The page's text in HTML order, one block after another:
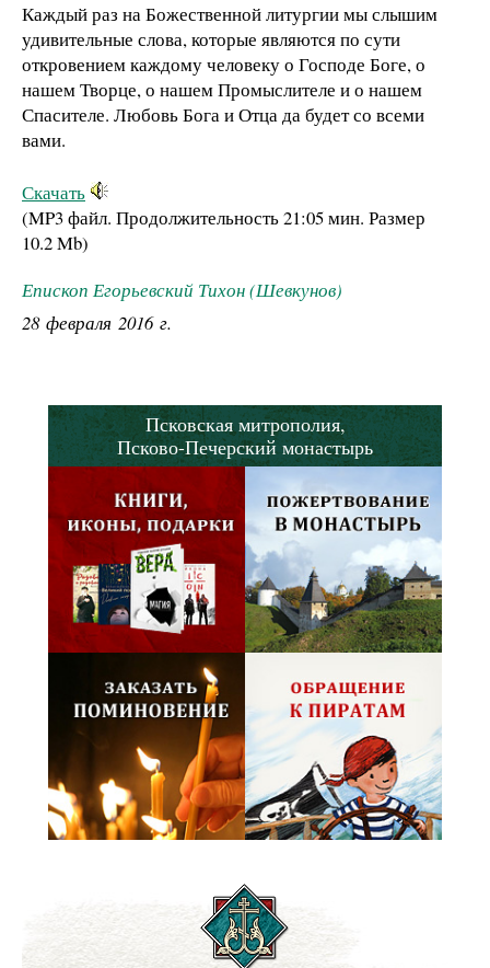
Каждый раз на Божественной литургии мы слышим
удивительные слова, которые являются по сути
откровением каждому человеку о Господе Боге, о
нашем Творце, о нашем Промыслителе и о нашем
Спасителе. Любовь Бога и Отца да будет со всеми
вами.
Скачать
(MP3 файл. Продолжительность21:05 мин. Размер
10.2 Mb)
Епископ Егорьевский Тихон (Шевкунов)
28 февраля 2016 г.
Псковская митрополия,
Псково-Печерский монастырь